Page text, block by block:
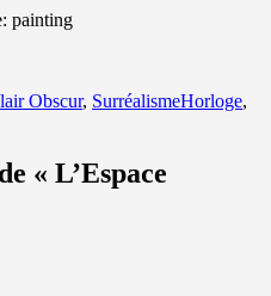
painting
Obscur, SurréalismeMots-
Horloge,
« L’Espace